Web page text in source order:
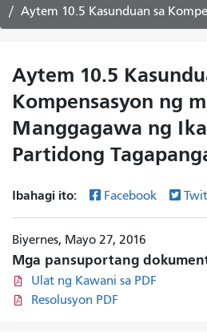
Aytem 10.5 Kasunduan sa Kompensasyon ng mga
Aytem 10.5
Kompensasyon ng
Manggagawa ng
Partidong
Ibahagi ito: Facebook
Biyernes, Mayo 27, 2016
Mga pansuportang
Ulat ng Kawani sa PDF
Resolusyon PDF